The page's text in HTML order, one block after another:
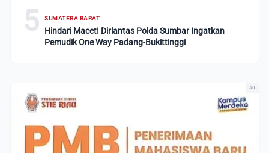
5 SUMATERA BARAT
Hindari Macet! Dirlantas Polda Sumbar Ingatkan
Pemudik One Way Padang-Bukittinggi
Ad